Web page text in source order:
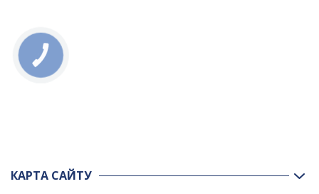
КАРТА САЙТУ
КНОПКА
ЗВ'ЯЗКУ